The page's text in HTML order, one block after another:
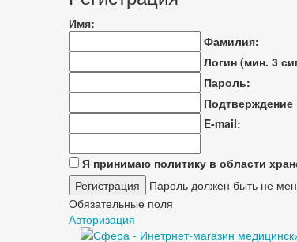
Имя:
Фамилия:
Логин (мин. 3
Пароль:
Подтверждение
E-mail:
Я принимаю политику в области
Пароль должен быть не
Обязательные поля
Авторизация